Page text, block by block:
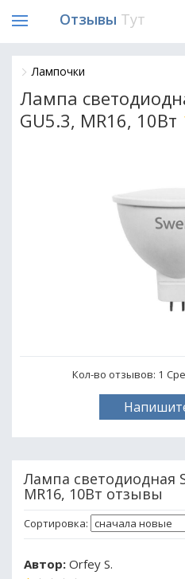
Отзывы Тут
Лампочки
Лампа
GU5.3, MR16, 10Вт
Кол-во отзывов: 1
Лампа светодиодная
MR16, 10Вт отзывы
Сортировка:
Автор: Orfey S.